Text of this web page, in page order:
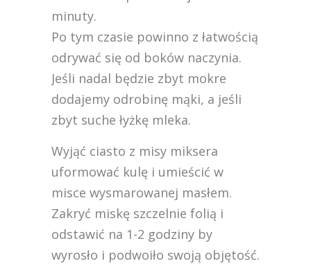
minuty.
Po tym czasie powinno z łatwością
odrywać się od boków naczynia.
Jeśli nadal będzie zbyt mokre
dodajemy odrobinę mąki, a jeśli
zbyt suche łyżkę mleka.
Wyjąć ciasto z misy miksera
uformować kulę i umieścić w
misce wysmarowanej masłem.
Zakryć miskę szczelnie folią i
odstawić na 1-2 godziny by
wyrosło i podwoiło swoją objętość.